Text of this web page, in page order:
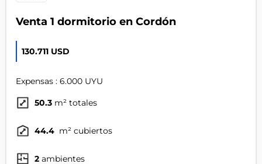
Venta 1 dormitorio en Cordón
130.711 USD
Expensas : 6.000 UYU
50.3 m² totales
44.4 m² cubiertos
2 ambientes